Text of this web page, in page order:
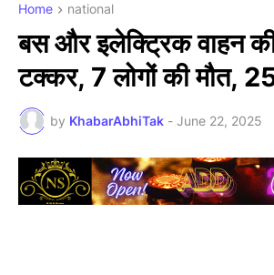
Home national
बस और इलेक्ट्रिक वाहन
टक्कर, 7 लोगों की मौत,
by KhabarAbhiTak - June 22, 2025